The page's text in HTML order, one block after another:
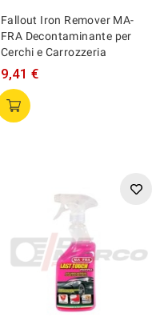
Fallout Iron Remover MA-
FRA Decontaminante per
Cerchi e Carrozzeria
9,41 €